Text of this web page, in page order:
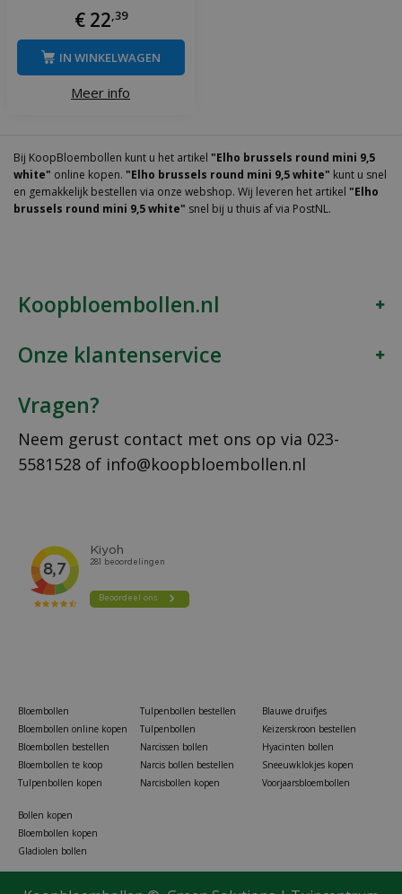
€ 22,39
Meer info
IN WINKELWAGEN
Bij KoopBloembollen kunt u het artikel "Elho brussels round mini 9,5
white" online kopen. "Elho brussels round mini 9,5 white" kunt u snel
en gemakkelijk bestellen via onze webshop. Wij leveren het artikel "Elho
brussels round mini 9,5 white" snel bij u thuis af via PostNL.
Koopbloembollen.nl
Onze klantenservice
Vragen?
Neem gerust contact met ons op via 023-
5581528 of info@koopbloembollen.nl
Bloembollen
Bloembollen online kopen
Bloembollen bestellen
Bloembollen te koop
Tulpenbollen kopen
Tulpenbollen bestellen
Tulpenbollen
Narcissen bollen
Narcis bollen bestellen
Narcisbollen kopen
Blauwe druifjes
Keizerskroon bestellen
Hyacinten bollen
Sneeuwklokjes kopen
Voorjaarsbloembollen
Bollen kopen
Bloembollen kopen
Gladiolen bollen